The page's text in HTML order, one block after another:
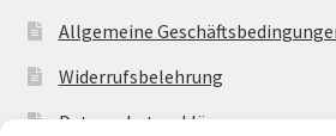
Allgemeine
Widerrufsbelehrung
Datenschutzerklärung